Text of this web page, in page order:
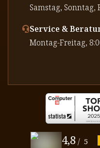
⁠Samstag, Sonntag,
Service &
⁠Montag-Freitag,
4,8/ 5